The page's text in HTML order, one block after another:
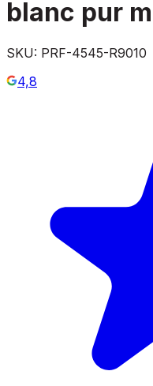
blanc pur
SKU: PRF-4545-R9010
4,8